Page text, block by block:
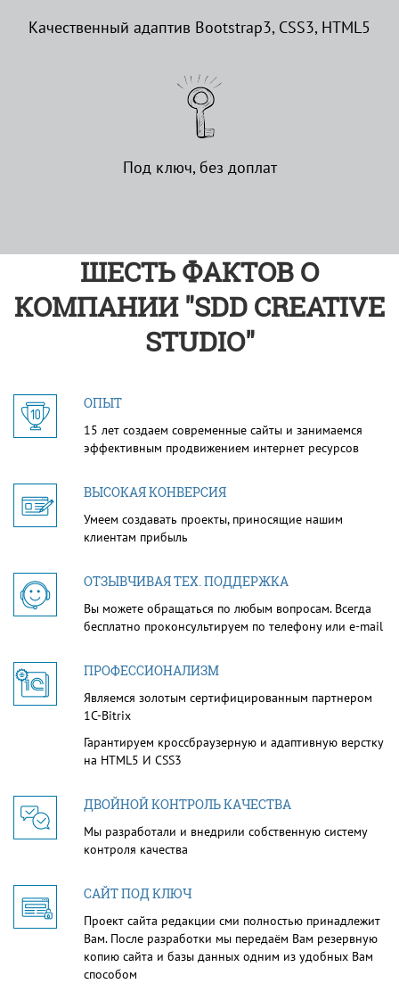
Качественный адаптив Bootstrap3, CSS3, HTML5
Под ключ, без доплат
ШЕСТЬ ФАКТОВ О
КОМПАНИИ "SDD CREATIVE
STUDIO"
ОПЫТ
15 лет создаем современные сайты и занимаемся
эффективным продвижением интернет ресурсов
ВЫСОКАЯ КОНВЕРСИЯ
Умеем создавать проекты, приносящие нашим
клиентам прибыль
ОТЗЫВЧИВАЯ ТЕХ. ПОДДЕРЖКА
Вы можете обращаться по любым вопросам. Всегда
бесплатно проконсультируем по телефону или e-mail
ПРОФЕССИОНАЛИЗМ
Являемся золотым сертифицированным партнером
1С-Bitrix
Гарантируем кроссбраузерную и адаптивную верстку
на HTML5 И CSS3
ДВОЙНОЙ КОНТРОЛЬ КАЧЕСТВА
Мы разработали и внедрили собственную систему
контроля качества
САЙТ ПОД КЛЮЧ
Проект сайта редакции сми полностью принадлежит
Вам. После разработки мы передаём Вам резервную
копию сайта и базы данных одним из удобных Вам
способом